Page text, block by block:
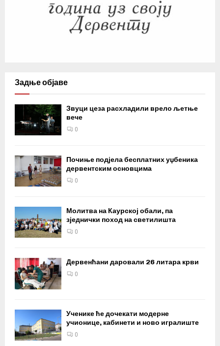
Задње објаве
Звуци цеза расхладили врело љетње
вече
0
Почиње подјела бесплатних уџбеника
дервентским основцима
0
Молитва на Каурској обали, па
зједнички поход на светилишта
0
Дервенћани даровали 26 литара крви
0
Ученике ће дочекати модерне
учионице, кабинети и ново игралиште
0